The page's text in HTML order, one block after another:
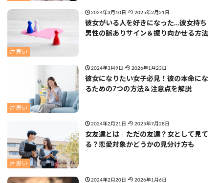
片思い
2024年3月10日 2025年2月21日
彼女がいる人を好きになった…彼女持ち
男性の脈ありサイン＆振り向かせる方法
片思い
2024年3月9日 2026年1月23日
彼女になりたい女子必見！彼の本命にな
るための7つの方法＆注意点を解説
片思い
2024年2月21日 2025年7月28日
女友達とは｜ただの友達？女として見て
る？恋愛対象かどうかの見分け方も
2024年2月20日 2026年1月6日